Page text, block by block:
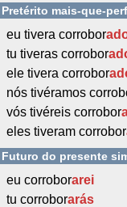
Pretérito mais-que-
eu tivera corrobor
tu tiveras corrobor
ele tivera corrobor
nós tivéramos
vós tivéreis corrobor
eles tiveram corrobor
Futuro do presente
eu corroborarei
tu corroborarás